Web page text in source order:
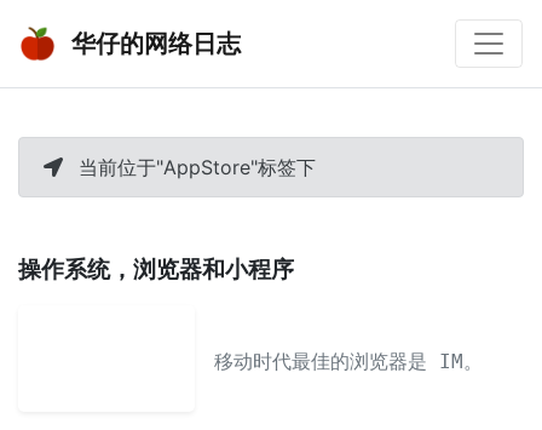
华仔的网络日志
当前位于"AppStore"标签下
操作系统，浏览器和小程序
移动时代最佳的浏览器是 IM。